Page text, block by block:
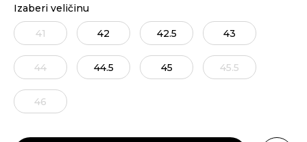
Izaberi veličinu
41 42 42.5 43
44 44.5 45 45.5
46